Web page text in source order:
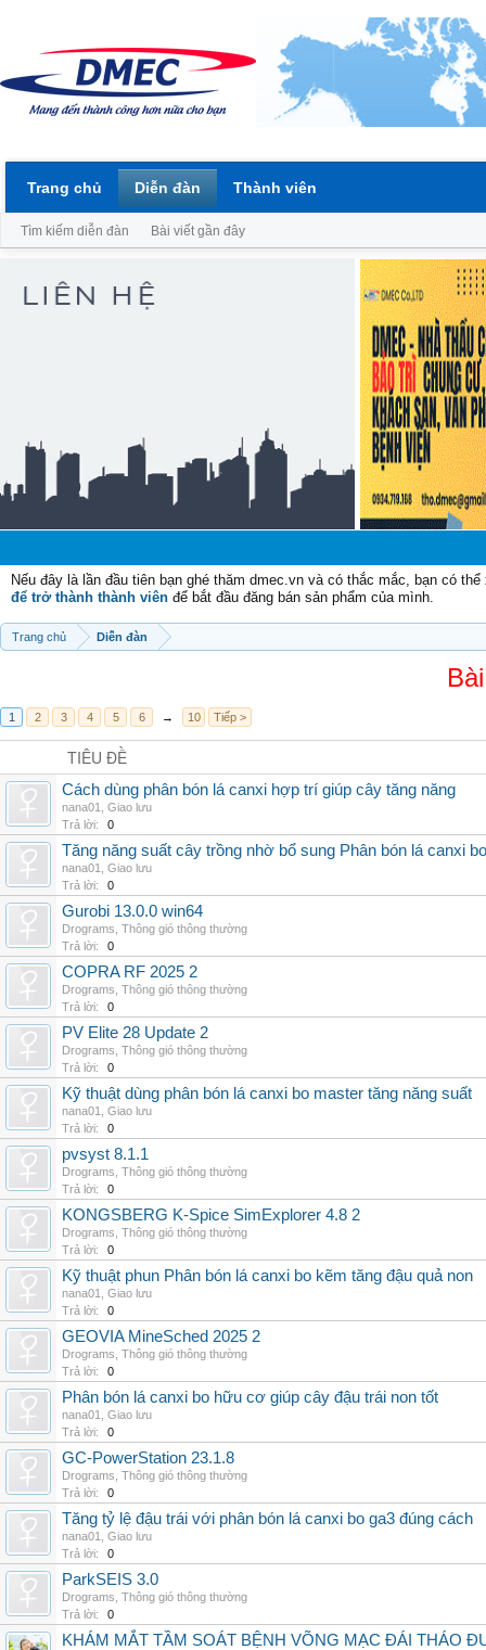
Nếu đây là lần đầu tiên bạn ghé thăm dmec.vn và có thắc mắc, bạn có
để trở thành thành viên để bắt đầu đăng bán sản phẩm của mình.
Trang chủ Diễn đàn
1 2 3 4 5 6 → 10 Tiếp >
TIÊU ĐỀ
Cách dùng phân bón lá canxi hợp trí giúp cây tăng năng
nana01
Giao lưu
Trả lời:
0
Tăng năng suất cây trồng nhờ bổ sung Phân bón lá canxi
nana01
Giao lưu
Trả lời:
0
Gurobi 13.0.0 win64
Drograms Thông gió thông thường
Trả lời:
0
COPRA RF 2025 2
Drograms Thông gió thông thường
Trả lời:
0
PV Elite 28 Update 2
Drograms Thông gió thông thường
Trả lời:
0
Kỹ thuật dùng phân bón lá canxi bo master tăng năng suất
nana01
Giao lưu
Trả lời:
0
pvsyst 8.1.1
Drograms Thông gió thông thường
Trả lời:
0
KONGSBERG K-Spice SimExplorer 4.8 2
Drograms Thông gió thông thường
Trả lời:
0
Kỹ thuật phun Phân bón lá canxi bo kẽm tăng đậu quả non
nana01
Giao lưu
Trả lời:
0
GEOVIA MineSched 2025 2
Drograms Thông gió thông thường
Trả lời:
0
Phân bón lá canxi bo hữu cơ giúp cây đậu trái non tốt
nana01
Giao lưu
Trả lời:
0
GC-PowerStation 23.1.8
Drograms Thông gió thông thường
Trả lời:
0
Tăng tỷ lệ đậu trái với phân bón lá canxi bo ga3 đúng cách
nana01
Giao lưu
Trả lời:
0
ParkSEIS 3.0
Drograms Thông gió thông thường
Trả lời:
0
KHÁM MẮT TẦM SOÁT BỆNH VÕNG MẠC ĐÁI THÁO
Trang chủ Diễn đàn
Tìm kiếm diễn đàn Bài viết gần đây
Thành viên